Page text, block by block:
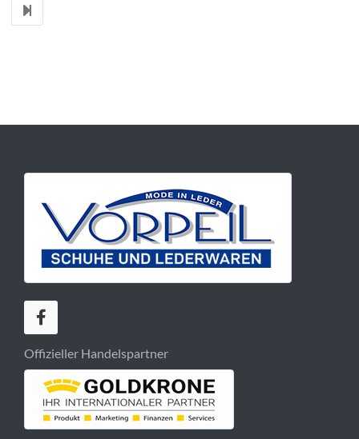
Offizieller Handelspartner